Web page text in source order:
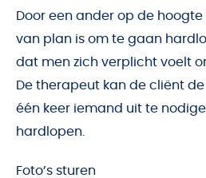
Door een ander op de
van plan is om te gaan
dat men zich verplicht voelt
De therapeut kan de cliënt
één keer iemand uit te
hardlopen.
Foto’s sturen